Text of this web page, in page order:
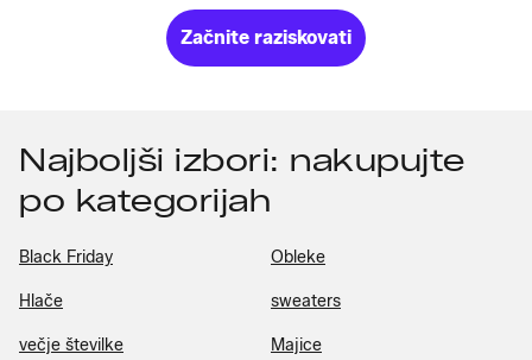
Začnite raziskovati
Najboljši izbori: nakupujte
po kategorijah
Black Friday Obleke
Hlače sweaters
večje številke Majice